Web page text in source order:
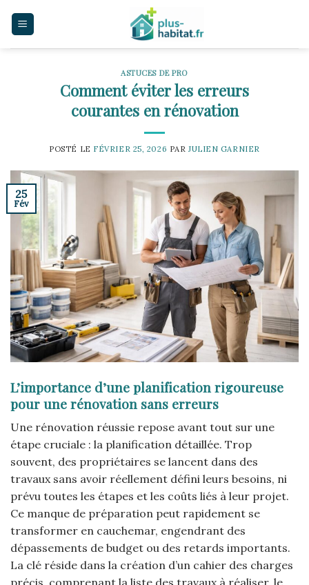
ASTUCES DE PRO
Comment éviter les erreurs
courantes en rénovation
POSTÉ LE FÉVRIER 25, 2026 PAR JULIEN GARNIER
25
Fév
L’importance d’une planification rigoureuse
pour une rénovation sans erreurs
Une rénovation réussie repose avant tout sur une
étape cruciale : la planification détaillée. Trop
souvent, des propriétaires se lancent dans des
travaux sans avoir réellement défini leurs besoins, ni
prévu toutes les étapes et les coûts liés à leur projet.
Ce manque de préparation peut rapidement se
transformer en cauchemar, engendrant des
dépassements de budget ou des retards importants.
La clé réside dans la création d’un cahier des charges
précis, comprenant la liste des travaux à réaliser, le